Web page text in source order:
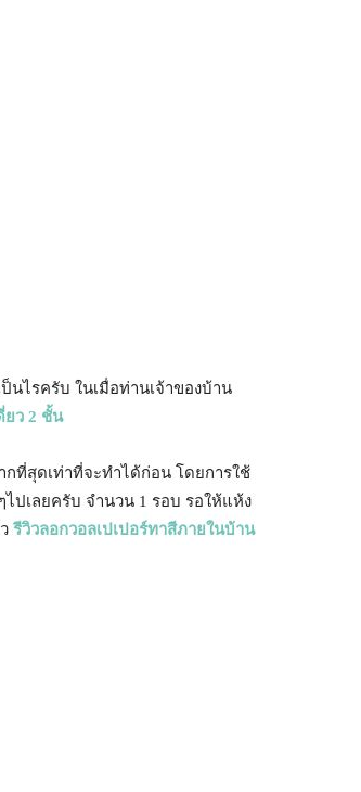
นไรครับ ในเมื่อท่านเจ้าของบ้าน
ยว 2 ชั้น
กที่สุดเท่าที่จะทำได้ก่อน โดยการใช้
ปเลยครับ จำนวน 1 รอบ รอให้แห้ง
รีวิวลอกวอลเปเปอร์ทาสีภายในบ้าน